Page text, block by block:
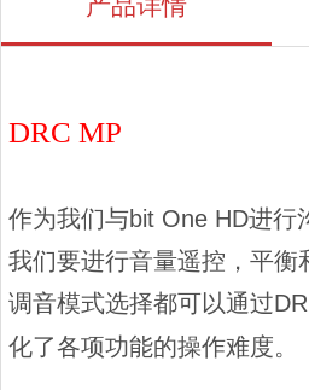
产品详情
DRC MP
作为我们与bit One HD进行
我们要进行音量遥控，平衡
调音模式选择都可以通过
化了各项功能的操作难度。